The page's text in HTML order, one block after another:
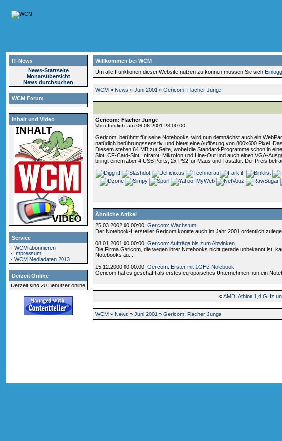
IT-News
News-Startseite
Monatsübersicht
News durchsuchen
WCM Forum
Inhalt und Video
Service
·WCM abonnieren
· Impressum
·WCM Mediadaten 2013
Derzeit Online
Derzeit sind 20 Benutzer online
Willkommen bei WCM
Um alle Funktionen dieser Website nutzen zu können müssen Sie sich
WCM » News »Juni 2001 »Gericom: Flacher Junge
Gericom: Flacher Junge
Veröffentlicht am 06.06.2001 23:00:00
Gericom, berühmt für seine Notebooks, wird nun demnächst auch ein
natürlich berührungssensitiv, und bietet eine Auflösung von 800x600 Pixel.
Diesem stehen 64 MB zur Seite, wobei die Standard-Programme schon in
Slot, CF-Card-Slot, Infrarot, Mikrofon und Line-Out und auch einen VGA-
bringt einem aber 4 USB Ports, 2x PS2 für Maus und Tastatur. Der Preis
Ähnliche Artikel
25.03.2002 00:00:00:Gericom: Wachstum
Der Notebook-Hersteller Gericom konnte auch im Jahr 2001 ordentlich
08.01.2001 00:00:00:Gericom: Aufträge bis zum Abwinken
Die Firma Gericom, die wegen ihrer Notebooks nicht gerade unbekannt ist,
Notebooks au...
15.12.2000 00:00:00:Gericom: Erster mit 1GHz Notebook
Gericom hat es geschafft als erstes europäisches Unternehmen nun ein
«AMD: Athlon 1,4 GHz
WCM » News »Juni 2001 »Gericom: Flacher Junge